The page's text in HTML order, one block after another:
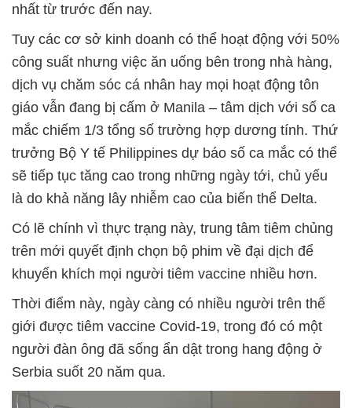
nhất từ trước đến nay.
Tuy các cơ sở kinh doanh có thể hoạt động với 50%
công suất nhưng việc ăn uống bên trong nhà hàng,
dịch vụ chăm sóc cá nhân hay mọi hoạt động tôn
giáo vẫn đang bị cấm ở Manila – tâm dịch với số ca
mắc chiếm 1/3 tổng số trường hợp dương tính. Thứ
trưởng Bộ Y tế Philippines dự báo số ca mắc có thể
sẽ tiếp tục tăng cao trong những ngày tới, chủ yếu
là do khả năng lây nhiễm cao của biến thể Delta.
Có lẽ chính vì thực trạng này, trung tâm tiêm chủng
trên mới quyết định chọn bộ phim về đại dịch để
khuyến khích mọi người tiêm vaccine nhiều hơn.
Thời điểm này, ngày càng có nhiều người trên thế
giới được tiêm vaccine Covid-19, trong đó có một
người đàn ông đã sống ẩn dật trong hang động ở
Serbia suốt 20 năm qua.